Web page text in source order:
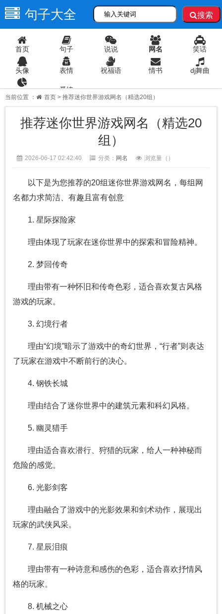
句子大全 搜索
首页 句子 说说 网名 笑话
头像 表情 祝福语 情书 dj舞曲
爱情
当前位置 ： 首页 > 推荐迷你世界游戏网名（精选20组）
推荐迷你世界游戏网名（精选20
组）
2026-06-17 02:42:40 分类： 网名 浏览量（ ）
以下是为您推荐的20组迷你世界游戏网名，每组网
名都力求简洁、有趣且富有创意
1. 星际探险家
理由体现了玩家在迷你世界中的探索和冒险精神。
2. 梦回传奇
理由带有一种怀旧和传奇色彩，适合喜欢复古风格
游戏的玩家。
3. 幻境行者
理由“幻境”暗示了游戏中的奇幻世界，“行者”则表达
了玩家在游戏中不断前行的决心。
4. 钢铁长城
理由结合了迷你世界中的建筑元素和科幻风格。
5. 幽灵猎手
理由适合喜欢潜行、狩猎的玩家，给人一种神秘而
危险的感觉。
6. 光影剑客
理由融合了游戏中的光影效果和剑术动作，展现出
玩家的武侠风采。
7. 星辰泪痕
理由带有一种诗意和感伤的色彩，适合喜欢抒情风
格的玩家。
8. 机械之心